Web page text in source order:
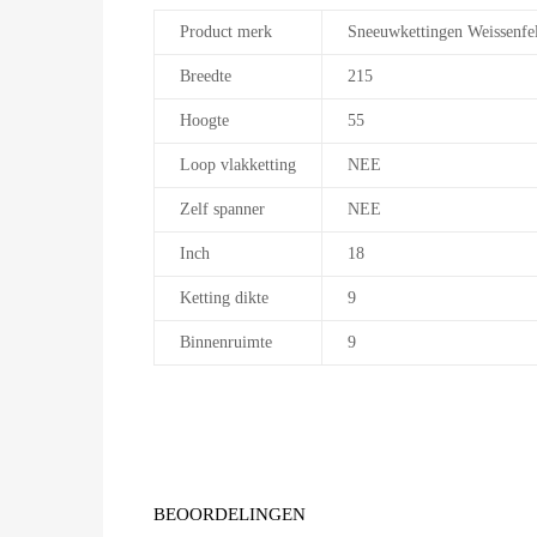
Product merk Sneeuwkettingen
Breedte 215
Hoogte 55
Loop vlakketting NEE
Zelf spanner NEE
Inch 18
Ketting dikte 9
Binnenruimte 9
BEOORDELINGEN